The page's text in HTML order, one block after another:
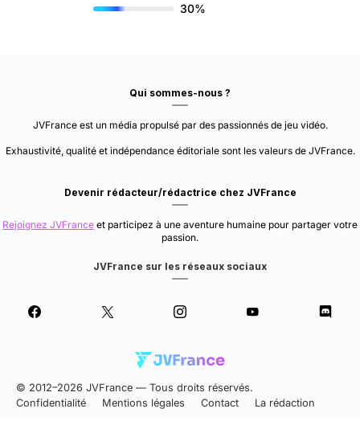
30%
Qui sommes-nous ?
JVFrance est un média propulsé par des passionnés de jeu vidéo.
Exhaustivité, qualité et indépendance éditoriale sont les valeurs de JVFrance.
Devenir rédacteur/rédactrice chez JVFrance
Rejoignez JVFrance et participez à une aventure humaine pour partager votre
passion.
JVFrance sur les réseaux sociaux
© 2012–2026 JVFrance — Tous droits réservés.
Confidentialité
Mentions légales Contact La rédaction